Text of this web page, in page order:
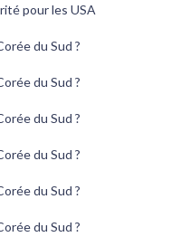
pour les USA
du Sud ?
du Sud ?
du Sud ?
du Sud ?
du Sud ?
du Sud ?